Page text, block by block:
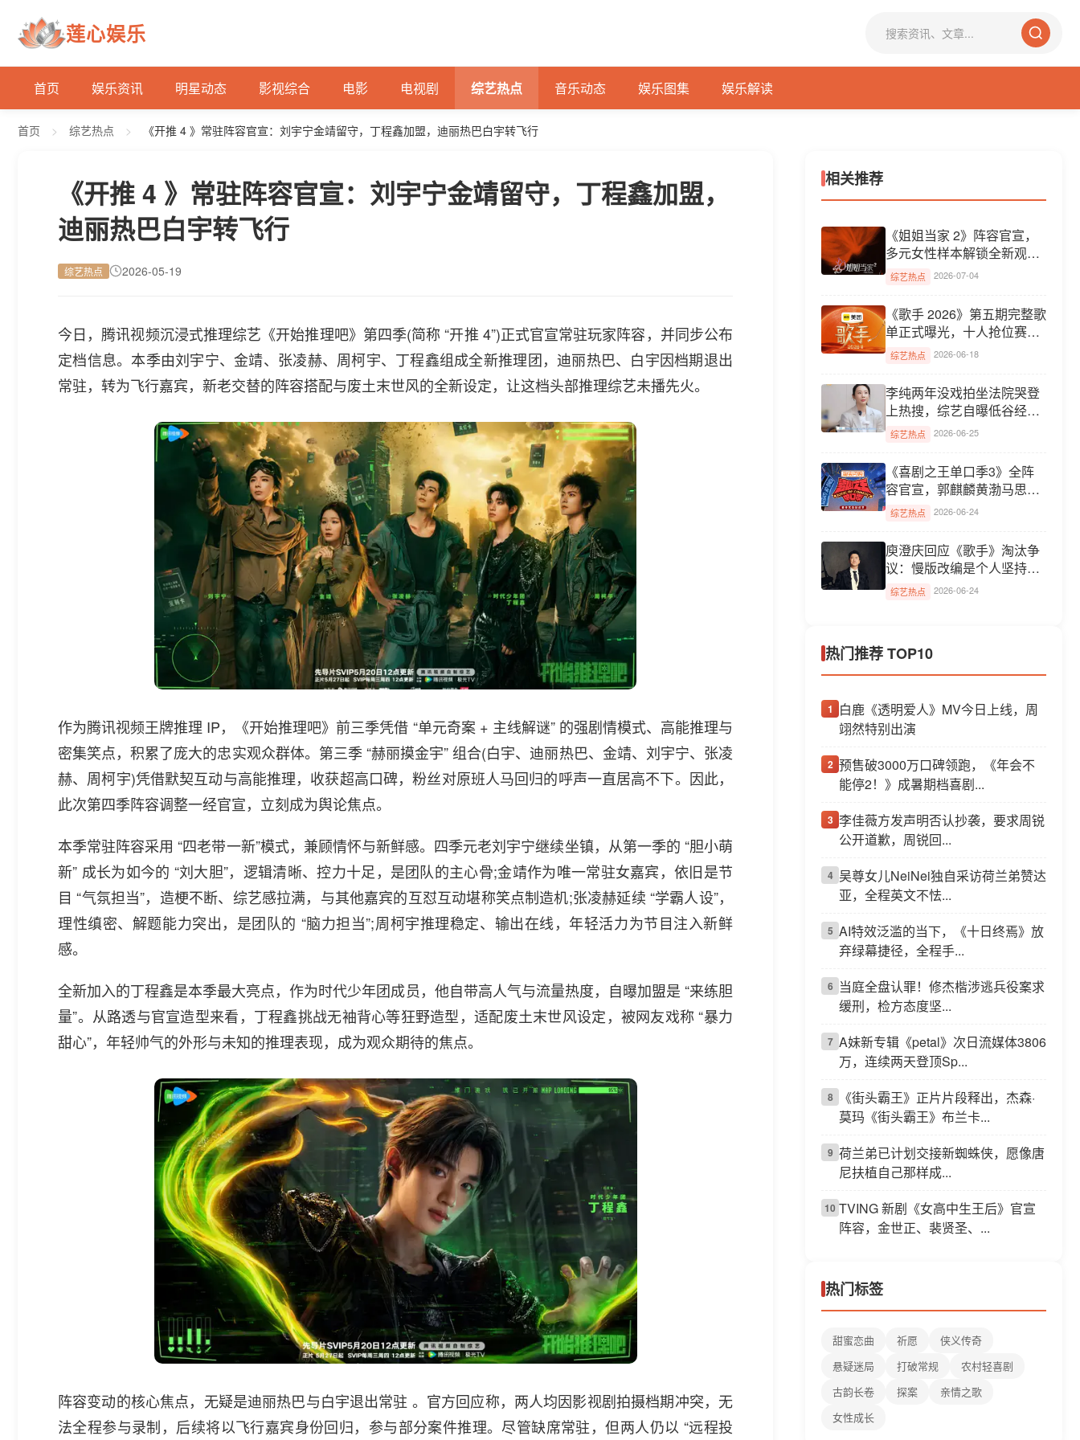
莲心娱乐
首页 娱乐资讯 明星动态 影视综合 电影 电视剧 综艺热点 音乐动态 娱乐图集 娱乐解读
首页 > 综艺热点 > 《开推 4 》常驻阵容官宣：刘宇宁金靖留守，丁程鑫加盟，迪丽热巴白宇转飞行
《开推 4 》常驻阵容官宣：刘宇宁金靖留守，丁程鑫加盟，
迪丽热巴白宇转飞行
综艺热点 2026-05-19
今日，腾讯视频沉浸式推理综艺《开始推理吧》第四季(简称 “开推 4”)正式官宣常驻玩家阵容，并同步公布
定档信息。本季由刘宇宁、金靖、张凌赫、周柯宇、丁程鑫组成全新推理团，迪丽热巴、白宇因档期退出
常驻，转为飞行嘉宾，新老交替的阵容搭配与废土末世风的全新设定，让这档头部推理综艺未播先火。
作为腾讯视频王牌推理 IP，《开始推理吧》前三季凭借 “单元奇案 + 主线解谜” 的强剧情模式、高能推理与
密集笑点，积累了庞大的忠实观众群体。第三季 “赫丽摸金宇” 组合(白宇、迪丽热巴、金靖、刘宇宁、张凌
赫、周柯宇)凭借默契互动与高能推理，收获超高口碑，粉丝对原班人马回归的呼声一直居高不下。因此，
此次第四季阵容调整一经官宣，立刻成为舆论焦点。
本季常驻阵容采用 “四老带一新”模式，兼顾情怀与新鲜感。四季元老刘宇宁继续坐镇，从第一季的 “胆小萌
新” 成长为如今的 “刘大胆”，逻辑清晰、控力十足，是团队的主心骨;金靖作为唯一常驻女嘉宾，依旧是节
目 “气氛担当”，造梗不断、综艺感拉满，与其他嘉宾的互怼互动堪称笑点制造机;张凌赫延续 “学霸人设”，
理性缜密、解题能力突出，是团队的 “脑力担当”;周柯宇推理稳定、输出在线，年轻活力为节目注入新鲜
感。
全新加入的丁程鑫是本季最大亮点，作为时代少年团成员，他自带高人气与流量热度，自曝加盟是 “来练胆
量”。从路透与官宣造型来看，丁程鑫挑战无袖背心等狂野造型，适配废土末世风设定，被网友戏称 “暴力
甜心”，年轻帅气的外形与未知的推理表现，成为观众期待的焦点。
阵容变动的核心焦点，无疑是迪丽热巴与白宇退出常驻 。官方回应称，两人均因影视剧拍摄档期冲突，无
法全程参与录制，后续将以飞行嘉宾身份回归，参与部分案件推理。尽管缺席常驻，但两人仍以 “远程投
相关推荐
《姐姐当家 2》阵容官宣，
多元女性样本解锁全新观察
议...
综艺热点 2026-07-04
《歌手 2026》第五期完整歌
单正式曝光，十人抢位赛曲
风...
综艺热点 2026-06-18
李纯两年没戏拍坐法院哭登
上热搜，综艺自曝低谷经
历...
综艺热点 2026-06-25
《喜剧之王单口季3》全阵
容官宣，郭麒麟黄渤马思纯
任气...
综艺热点 2026-06-24
庾澄庆回应《歌手》淘汰争
议：慢版改编是个人坚持，
节...
综艺热点 2026-06-24
热门推荐 TOP10
1
白鹿《透明爱人》MV今日上线，周
翊然特别出演
2 预售破3000万口碑领跑，《年会不
能停2！》成暑期档喜剧...
3 李佳薇方发声明否认抄袭，要求周锐
公开道歉，周锐回...
4 吴尊女儿NeiNei独自采访荷兰弟赞达
亚，全程英文不怯...
5 AI特效泛滥的当下，《十日终焉》放
弃绿幕捷径，全程手...
6 当庭全盘认罪！修杰楷涉逃兵役案求
缓刑，检方态度坚...
7 A妹新专辑《petal》次日流媒体3806
万，连续两天登顶Sp...
8
《街头霸王》正片片段释出，杰森·
莫玛《街头霸王》布兰卡...
9 荷兰弟已计划交接新蜘蛛侠，愿像唐
尼扶植自己那样成...
10 TVING 新剧《女高中生王后》官宣
阵容，金世正、裴贤圣、...
热门标签
甜蜜恋曲 祈愿
侠义传奇
悬疑迷局
打破常规
农村轻喜剧
古韵长卷
探案
亲情之歌
女性成长